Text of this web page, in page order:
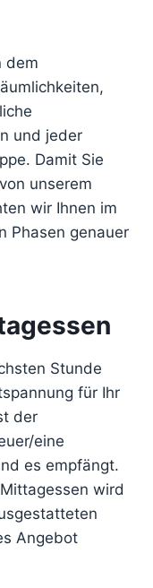
dem
und jeder
Damit Sie
unserem
wir Ihnen im
Phasen genauer
Stunde
für Ihr
der
eine
es empfängt.
wird
Angebot